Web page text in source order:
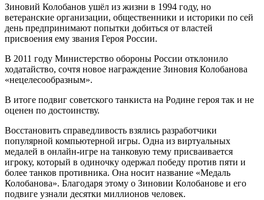
Зиновий Колобанов ушёл из жизни в 1994 году, но
ветеранские организации, общественники и историки по сей
день предпринимают попытки добиться от властей
присвоения ему звания Героя России.
В 2011 году Министерство обороны России отклонило
ходатайство, сочтя новое награждение Зиновия Колобанова
«нецелесообразным».
В итоге подвиг советского танкиста на Родине героя так и не
оценен по достоинству.
Восстановить справедливость взялись разработчики
популярной компьютерной игры. Одна из виртуальных
медалей в онлайн-игре на танковую тему присваивается
игроку, который в одиночку одержал победу против пяти и
более танков противника. Она носит название «Медаль
Колобанова». Благодаря этому о Зиновии Колобанове и его
подвиге узнали десятки миллионов человек.